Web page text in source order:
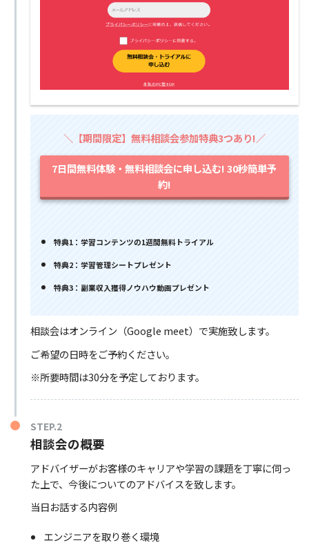
＼【期間限定】無料相談会参加特典3つあり!／
7日間無料体験・無料相談会に申し込む! 30秒簡単予
約!
特典1：学習コンテンツの1週間無料トライアル
特典2：学習管理シートプレゼント
特典3：副業収入獲得ノウハウ動画プレゼント
相談会はオンライン（Google meet）で実施致します。
ご希望の日時をご予約ください。
※所要時間は30分を予定しております。
STEP.2
相談会の概要
アドバイザーがお客様のキャリアや学習の課題を丁寧に伺っ
た上で、今後についてのアドバイスを致します。
当日お話する内容例
エンジニアを取り巻く環境